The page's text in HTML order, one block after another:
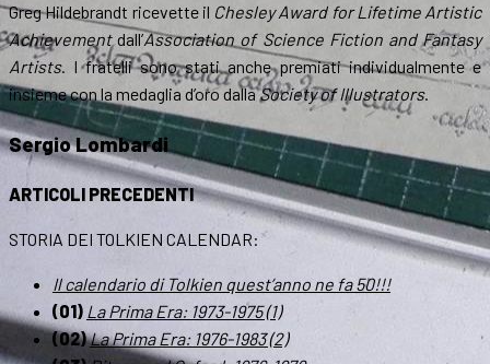
Greg Hildebrandt ricevette il Chesley Award for Lifetime Artistic
Achievementdall’Association of Science Fiction and Fantasy
Artists. I fratelli sono stati anche premiati individualmente e
insieme con la medaglia d’oro dallaSociety of Illustrators.
Sergio Lombardi
ARTICOLI PRECEDENTI
STORIA DEI TOLKIEN CALENDAR:
Il calendario di Tolkien quest’anno ne fa 50!!!
(01) La Prima Era: 1973-1975 (1)
(02)La Prima Era: 1976-1983 (2)